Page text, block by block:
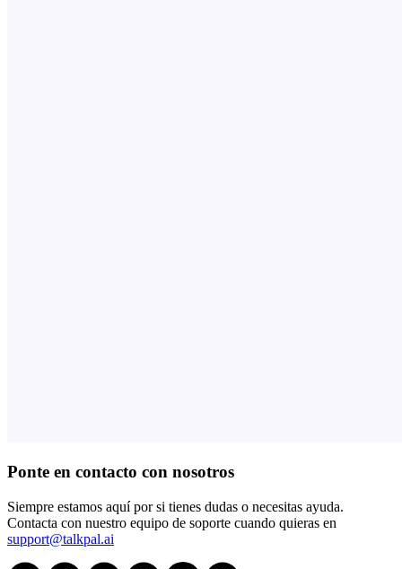
Ponte en contacto con nosotros
Siempre estamos aquí por si tienes dudas o necesitas ayuda.
Contacta con nuestro equipo de soporte cuando quieras en
support@talkpal.ai